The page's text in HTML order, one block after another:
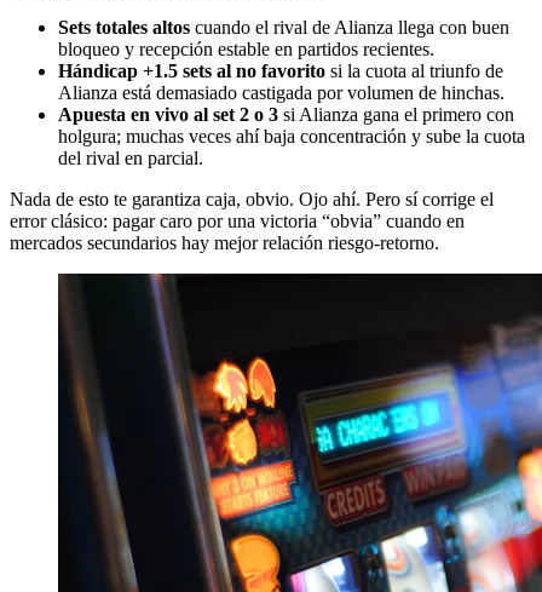
Sets totales altos cuando el rival de Alianza llega con buen
bloqueo y recepción estable en partidos recientes.
Hándicap +1.5 sets al no favorito si la cuota al triunfo de
Alianza está demasiado castigada por volumen de hinchas.
Apuesta en vivo al set 2 o 3 si Alianza gana el primero con
holgura; muchas veces ahí baja concentración y sube la cuota
del rival en parcial.
Nada de esto te garantiza caja, obvio. Ojo ahí. Pero sí corrige el
error clásico: pagar caro por una victoria “obvia” cuando en
mercados secundarios hay mejor relación riesgo-retorno.